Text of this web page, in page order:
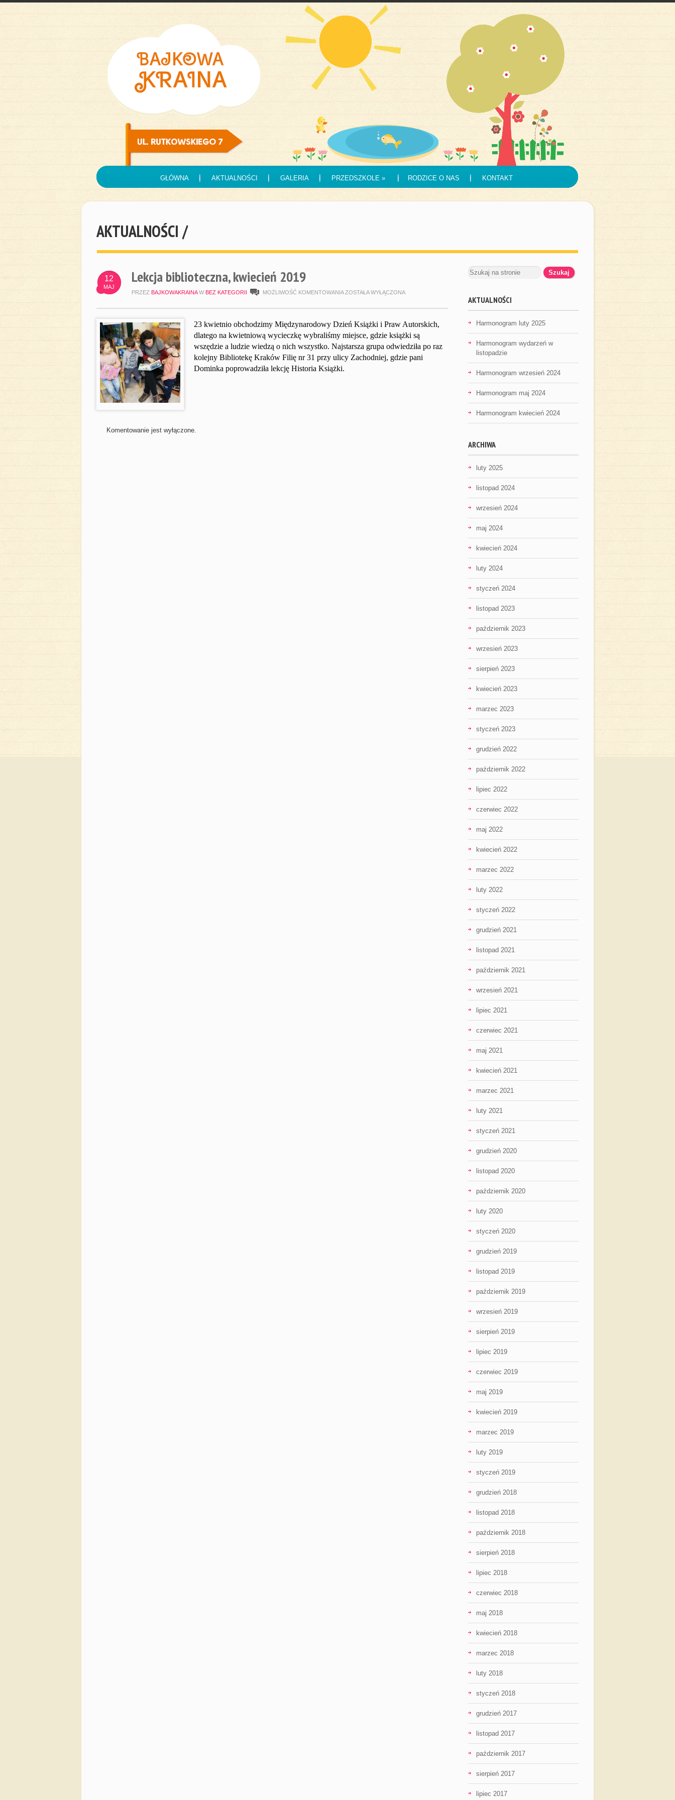
GŁÓWNA AKTUALNOŚCI GALERIA PRZEDSZKOLE» RODZICE O NAS KONTAKT
AKTUALNOŚCI /
12
MAJ
Lekcja biblioteczna, kwiecień 2019
PRZEZ BAJKOWAKRAINA W BEZ KATEGORII MOŻLIWOŚĆ KOMENTOWANIA LEKCJA
KWIECIEŃ
2019
ZOSTAŁA WYŁĄCZONA
23 kwietnio obchodzimy Międzynarodowy Dzień Książki i Praw Autorskich,
dlatego na kwietniową wycieczkę wybraliśmy miejsce, gdzie książki są
wszędzie a ludzie wiedzą o nich wszystko. Najstarsza grupa odwiedziła po raz
kolejny Bibliotekę Kraków Filię nr 31 przy ulicy Zachodniej, gdzie pani
Dominka poprowadziła lekcję Historia Książki.
Komentowanie jest wyłączone.
AKTUALNOŚCI
Harmonogram luty 2025
Harmonogram wydarzeń w
listopadzie
Harmonogram wrzesień 2024
Harmonogram maj 2024
Harmonogram kwiecień 2024
ARCHIWA
luty 2025
listopad 2024
wrzesień 2024
maj 2024
kwiecień 2024
luty 2024
styczeń 2024
listopad 2023
październik 2023
wrzesień 2023
sierpień 2023
kwiecień 2023
marzec 2023
styczeń 2023
grudzień 2022
październik 2022
lipiec 2022
czerwiec 2022
maj 2022
kwiecień 2022
marzec 2022
luty 2022
styczeń 2022
grudzień 2021
listopad 2021
październik 2021
wrzesień 2021
lipiec 2021
czerwiec 2021
maj 2021
kwiecień 2021
marzec 2021
luty 2021
styczeń 2021
grudzień 2020
listopad 2020
październik 2020
luty 2020
styczeń 2020
grudzień 2019
listopad 2019
październik 2019
wrzesień 2019
sierpień 2019
lipiec 2019
czerwiec 2019
maj 2019
kwiecień 2019
marzec 2019
luty 2019
styczeń 2019
grudzień 2018
listopad 2018
październik 2018
sierpień 2018
lipiec 2018
czerwiec 2018
maj 2018
kwiecień 2018
marzec 2018
luty 2018
styczeń 2018
grudzień 2017
listopad 2017
październik 2017
sierpień 2017
lipiec 2017